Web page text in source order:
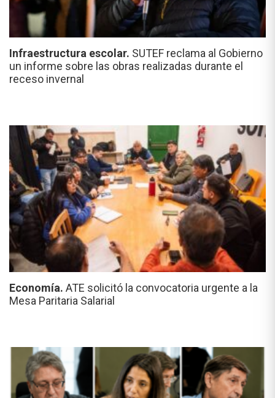
Infraestructura escolar. SUTEF reclama al Gobierno
un informe sobre las obras realizadas durante el
receso invernal
Economía. ATE solicitó la convocatoria urgente a la
Mesa Paritaria Salarial